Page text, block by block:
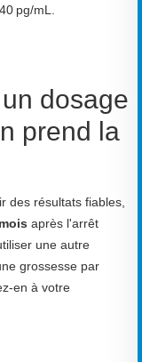
pg/mL.
dosage
prend la
des résultats fiables,
après l'arrêt
une autre
grossesse par
en à votre